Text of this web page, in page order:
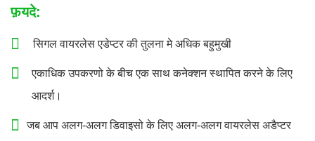
फ़यदे:
सिगल वायरलेस एडेप्टर की तुलना मे अधिक बहुमुखी
एकाधिक उपकरणो के बीच एक साथ कनेक्शन स्थापित करने के लिए
आदर्श।
जब आप अलग-अलग डिवाइसो के लिए अलग-अलग वायरलेस अडैप्टर